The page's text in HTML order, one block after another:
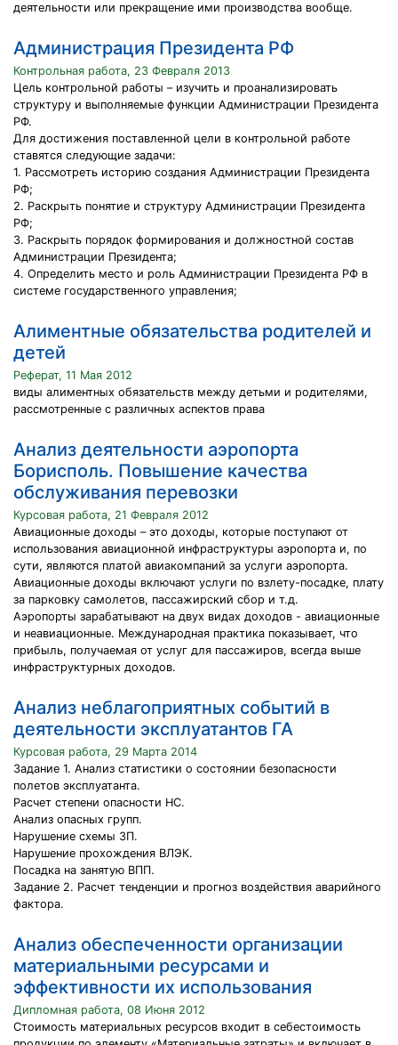
деятельности или прекращение ими производства вообще.
Администрация Президента РФ
Контрольная работа, 23 Февраля 2013
Цель контрольной работы – изучить и проанализировать
структуру и выполняемые функции Администрации Президента
РФ.
Для достижения поставленной цели в контрольной работе
ставятся следующие задачи:
1. Рассмотреть историю создания Администрации Президента
РФ;
2. Раскрыть понятие и структуру Администрации Президента
РФ;
3. Раскрыть порядок формирования и должностной состав
Администрации Президента;
4. Определить место и роль Администрации Президента РФ в
системе государственного управления;
Алиментные обязательства родителей и
детей
Реферат, 11 Мая 2012
виды алиментных обязательств между детьми и родителями,
рассмотренные с различных аспектов права
Анализ деятельности аэропорта
Борисполь. Повышение качества
обслуживания перевозки
Курсовая работа, 21 Февраля 2012
Авиационные доходы – это доходы, которые поступают от
использования авиационной инфраструктуры аэропорта и, по
сути, являются платой авиакомпаний за услуги аэропорта.
Авиационные доходы включают услуги по взлету-посадке, плату
за парковку самолетов, пассажирский сбор и т.д.
Аэропорты зарабатывают на двух видах доходов - авиационные
и неавиационные. Международная практика показывает, что
прибыль, получаемая от услуг для пассажиров, всегда выше
инфраструктурных доходов.
Анализ неблагоприятных событий в
деятельности эксплуатантов ГА
Курсовая работа, 29 Марта 2014
Задание 1. Анализ статистики о состоянии безопасности
полетов эксплуатанта.
Расчет степени опасности НС.
Анализ опасных групп.
Нарушение схемы ЗП.
Нарушение прохождения ВЛЭК.
Посадка на занятую ВПП.
Задание 2. Расчет тенденции и прогноз воздействия аварийного
фактора.
Анализ обеспеченности организации
материальными ресурсами и
эффективности их использования
Дипломная работа, 08 Июня 2012
Стоимость материальных ресурсов входит в себестоимость